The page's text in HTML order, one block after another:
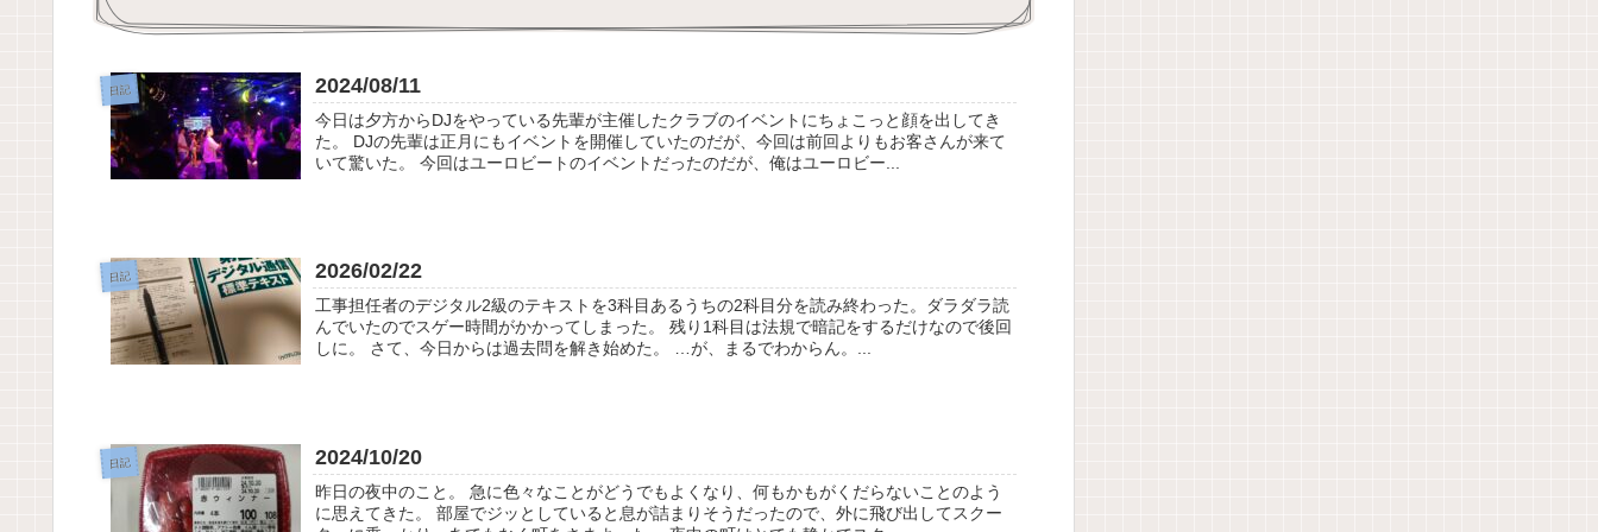
日記 2024/08/11
今日は夕方からDJをやっている先輩が主催したクラブのイベントにちょこっと顔を出してき
た。 DJの先輩は正月にもイベントを開催していたのだが、今回は前回よりもお客さんが来て
いて驚いた。 今回はユーロビートのイベントだったのだが、俺はユーロビー...
日記 2026/02/22
工事担任者のデジタル2級のテキストを3科目あるうちの2科目分を読み終わった。ダラダラ読
んでいたのでスゲー時間がかかってしまった。 残り1科目は法規で暗記をするだけなので後回
しに。 さて、今日からは過去問を解き始めた。 …が、まるでわからん。...
日記 2024/10/20
昨日の夜中のこと。 急に色々なことがどうでもよくなり、何もかもがくだらないことのよう
に思えてきた。 部屋でジッとしていると息が詰まりそうだったので、外に飛び出してスクー